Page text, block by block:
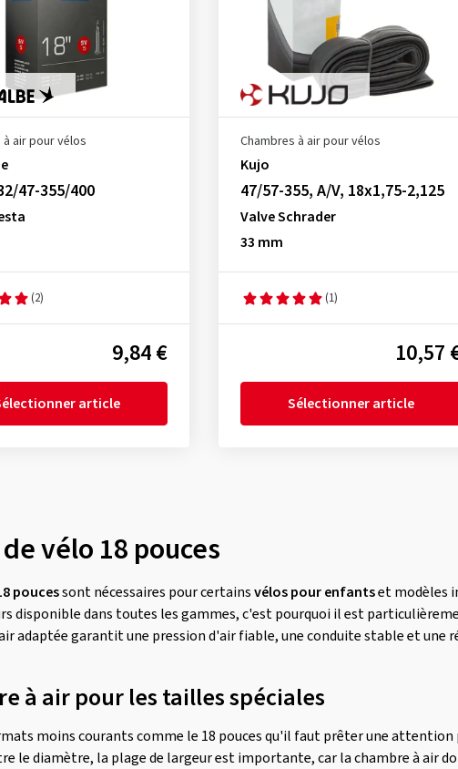
à air pour vélos
47-355/400
(2)
9,84 €
article
Chambres à air pour vélos
Kujo
47/57-355, A/V, 18x1,75-2,125
Valve Schrader
33 mm
(1)
10,57
Sélectionner article
vélo 18 pouces
poucessont nécessaires pour certainsvélos pour enfantset modèles
disponible dans toutes les gammes, c'est pourquoi il est
adaptée garantit une pression d'air fiable, une conduite stable et une
à air pour les tailles spéciales
moins courants comme le 18 pouces qu'il faut prêter une attention
le diamètre, la plage de largeur est importante, car la chambre à air